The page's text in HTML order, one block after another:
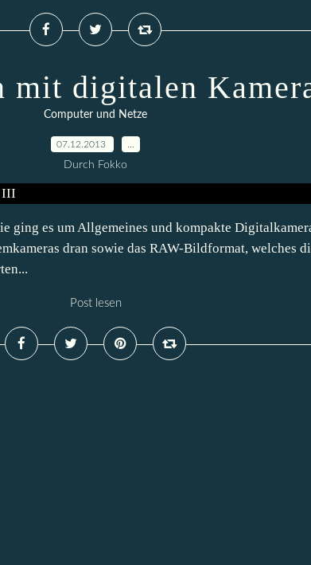
mit digitalen
Computer und Netze
07.12.2013
Durch Fokko
ging es um Allgemeines und kompakte
dran sowie das RAW-Bildformat, welches
Post lesen